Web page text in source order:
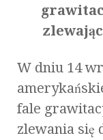
W dniu 14
fale
zlewania się